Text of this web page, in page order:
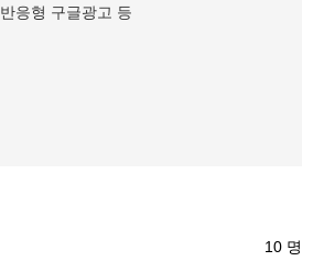
반응형 구글광고 등
10 명